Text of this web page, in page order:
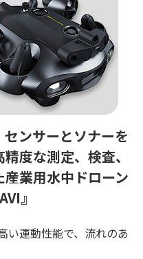
ンサーとソナーを
度な測定、検査、
業用水中ドローン
』
い運動性能で、流れのあ